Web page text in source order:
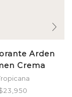
Arden
Crema
Esp
23,950